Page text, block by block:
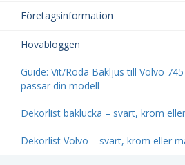
Företagsinformation
Hovabloggen
Guide: Vit/Röda Bakljus till Volvo
passar din modell
Dekorlist baklucka – svart, krom
Dekorlist Volvo – svart, krom eller